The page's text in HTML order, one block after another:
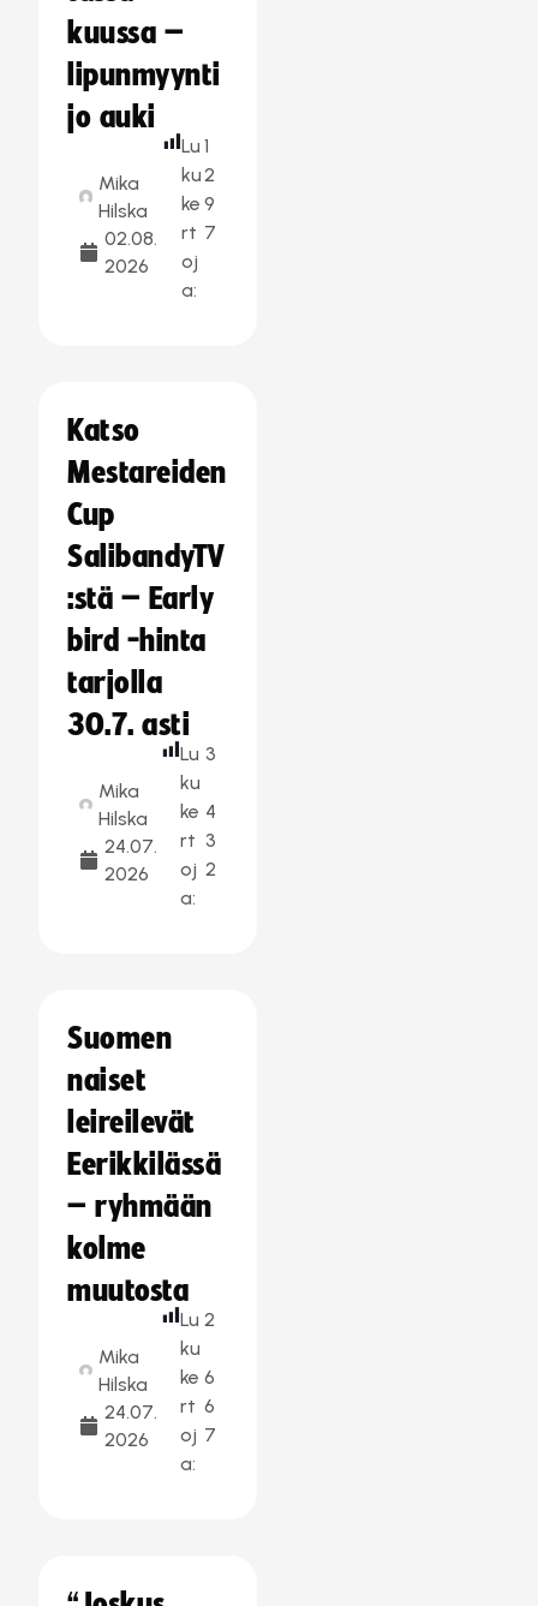
kuussa –
lipunmyynti
jo auki
Mika
Hilska
02.08.
2026
Lu
ku
ke
rt
oj
a:
1
2
9
7
Katso
Mestareiden
Cup
SalibandyTV
:stä – Early
bird -hinta
tarjolla
30.7. asti
Mika
Hilska
24.07.
2026
Lu
ku
ke
rt
oj
a:
3
4
3
2
Suomen
naiset
leireilevät
Eerikkilässä
– ryhmään
kolme
muutosta
Mika
Hilska
24.07.
2026
Lu
ku
ke
rt
oj
a:
2
6
6
7